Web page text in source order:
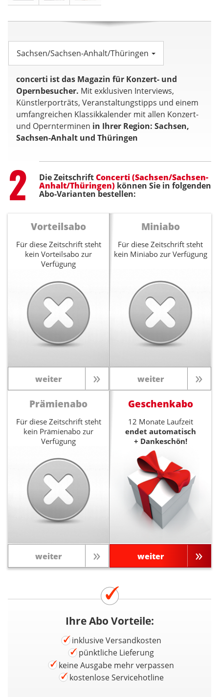
Sachsen/Sachsen-Anhalt/Thüringen
concerti ist das Magazin für Konzert- und
Opernbesucher. Mit exklusiven Interviews,
Künstlerporträts, Veranstaltungstipps und einem
umfangreichen Klassikkalender mit allen Konzert-
und Opernterminen in Ihrer Region: Sachsen,
Sachsen-Anhalt und Thüringen
Step
2 Die ZeitschriftConcerti (Sachsen/Sachsen-
Anhalt/Thüringen) können Sie in folgenden
Abo-Varianten bestellen:
Vorteilsabo
Für diese Zeitschrift steht
kein Vorteilsabo zur
Verfügung
weiter
Miniabo
Für diese Zeitschrift steht
kein Miniabo zur Verfügung
weiter
Prämienabo
Für diese Zeitschrift steht
kein Prämienabo zur
Verfügung
weiter
Geschenkabo
12 Monate Laufzeit
endet automatisch
+ Dankeschön!
weiter
Ihre Abo Vorteile:
inklusive Versandkosten
pünktliche Lieferung
keine Ausgabe mehr verpassen
kostenlose Servicehotline